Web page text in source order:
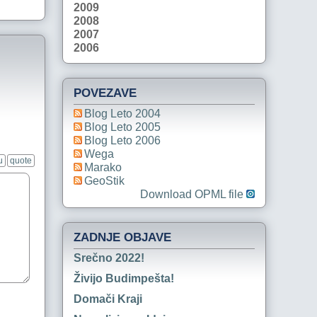
quote
2009
2008
2007
2006
POVEZAVE
Blog Leto 2004
Blog Leto 2005
Blog Leto 2006
Wega
Marako
GeoStik
Download OPML file
ZADNJE OBJAVE
Srečno 2022!
Živijo Budimpešta!
Domači Kraji